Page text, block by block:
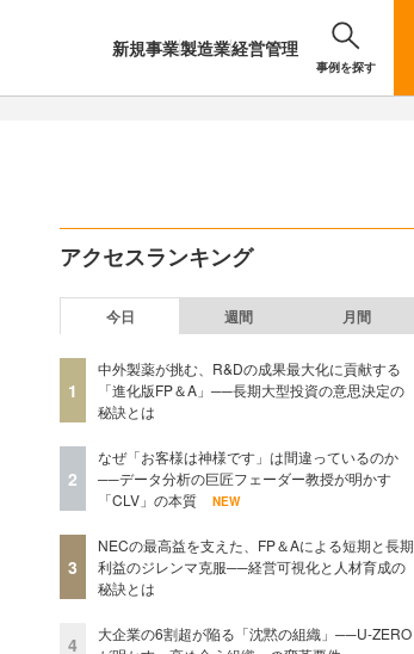
新規事業製造業経営管理
事例を探す
アクセスランキング
今日 週間 月間
1
中外製薬が挑む、R&Dの成果最大化に貢献する
「進化版FP＆A」──長期大型投資の意思決定の
秘訣とは
2
なぜ「お客様は神様です」は間違っているのか
──データ分析の巨匠フェーダー教授が明かす
「CLV」の本質
NEW
3
NECの最高益を支えた、FP＆Aによる短期と長期
利益のジレンマ克服──経営可視化と人材育成の
秘訣とは
4
大企業の6割超が陥る「沈黙の組織」──U-ZERO